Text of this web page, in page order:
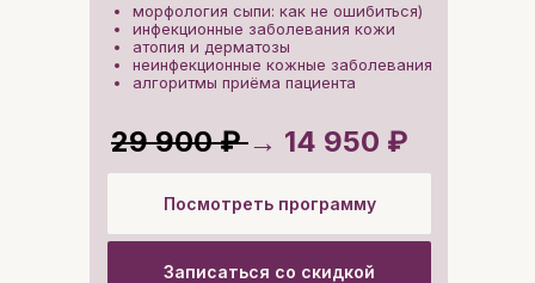
морфология сыпи: как не ошибиться)
инфекционные заболевания кожи
атопия и дерматозы
неинфекционные кожные заболевания
алгоритмы приёма пациента
Записаться со скидкой
Посмотреть программу
29 900 ₽→ 14 950 ₽
Детская гастроэнтерология